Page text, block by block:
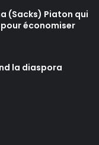
(Sacks) Piaton qui
économiser
la diaspora